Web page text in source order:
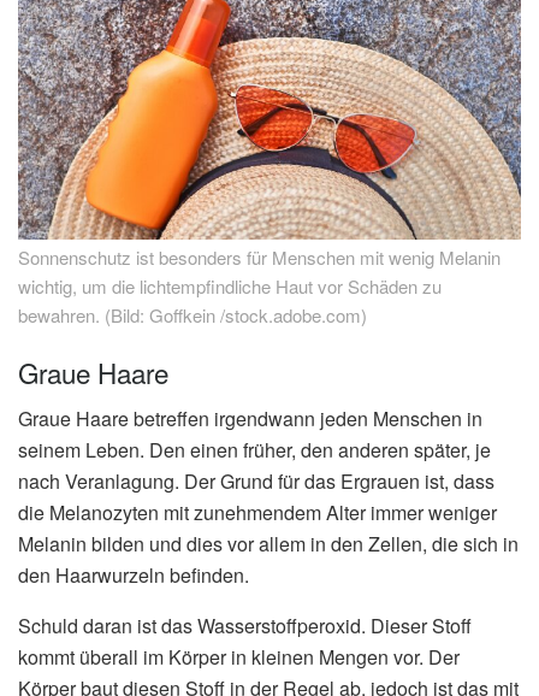
Sonnenschutz ist besonders für Menschen mit wenig Melanin
wichtig, um die lichtempfindliche Haut vor Schäden zu
bewahren. (Bild: Goffkein /stock.adobe.com)
Graue Haare
Graue Haare betreffen irgendwann jeden Menschen in
seinem Leben. Den einen früher, den anderen später, je
nach Veranlagung. Der Grund für das Ergrauen ist, dass
die Melanozyten mit zunehmendem Alter immer weniger
Melanin bilden und dies vor allem in den Zellen, die sich in
den Haarwurzeln befinden.
Schuld daran ist das Wasserstoffperoxid. Dieser Stoff
kommt überall im Körper in kleinen Mengen vor. Der
Körper baut diesen Stoff in der Regel ab, jedoch ist das mit